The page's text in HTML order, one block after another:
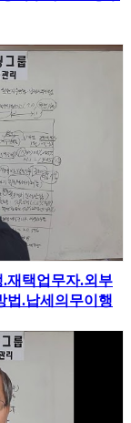
재택업무자.외부
법.납세의무이행